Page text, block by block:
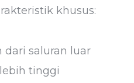
khusus:
dari saluran luar
tinggi